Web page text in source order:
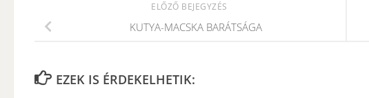
ELŐZŐ BEJEGYZÉS
KUTYA-MACSKA BARÁTSÁGA
EZEK IS ÉRDEKELHETIK: